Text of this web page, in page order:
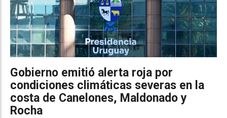
Gobierno emitió alerta roja por
condiciones climáticas severas en la
costa de Canelones, Maldonado y
Rocha